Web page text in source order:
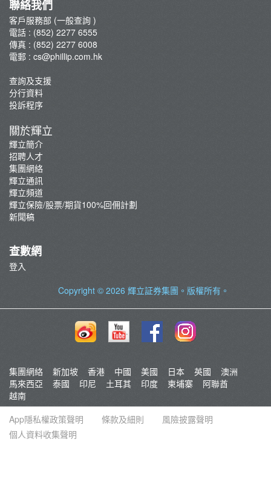
新聞稿
聯絡我們
客戶服務部 (一般查詢 )
電話 : (852) 2277 6555
傳真 : (852) 2277 6008
電郵 : cs@phillip.com.hk
查詢及支援
分行資料
投訴程序
關於輝立
輝立簡介
招聘人才
集團網絡
輝立通訊
輝立頻道
輝立保險/股票/期貨100%回佣計劃
新聞稿
查數網
登入
Copyright © 2026 輝立証券集團 。版權所有。
集團網絡 新加坡 香港 中國 美國 日本 英國
澳洲
馬來西亞
泰國 印尼 土耳其 印度 柬埔寨
阿聯酋
越南
App隱私權政策聲明
條款及細則
風險披露聲明
個人資料收集聲明